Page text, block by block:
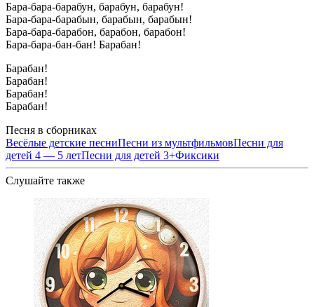
Бара-бара-барабун, барабун, барабун!
Бара-бара-барабын, барабын, барабын!
Бара-бара-барабон, барабон, барабон!
Бара-бара-бан-бан! Барабан!
Барабан!
Барабан!
Барабан!
Барабан!
Песня в сборниках
Весёлые детские песниПесни из мультфильмовПесни для
детей 4 — 5 летПесни для детей 3+Фиксики
Слушайте также